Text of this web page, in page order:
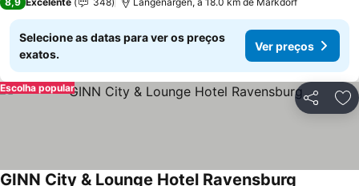
Selecione as datas para ver os preços
exatos.
Ver preços
Partilhar
Escolha popular
GINN City & Lounge Hotel Ravensburg